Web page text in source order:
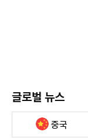
글로벌 뉴스
중국